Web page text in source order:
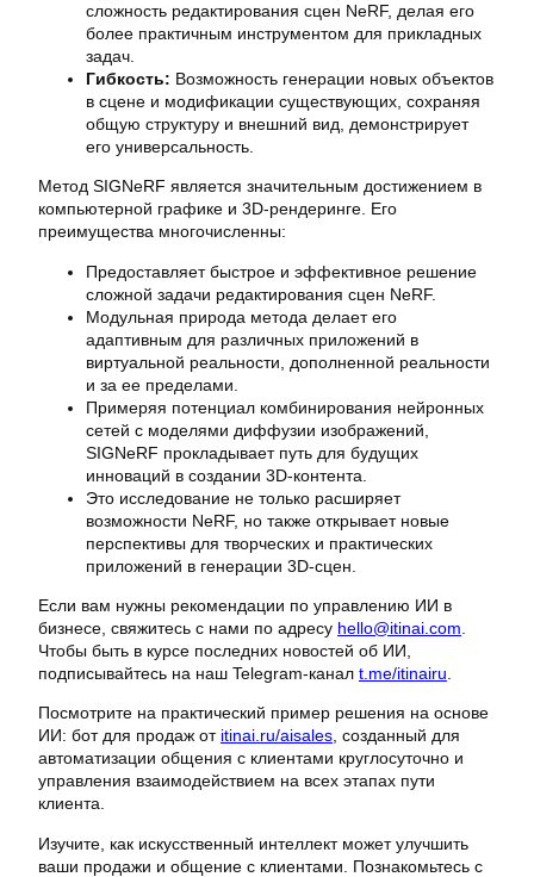
сложность редактирования сцен NeRF, делая его
более практичным инструментом для прикладных
задач.
Гибкость: Возможность генерации новых объектов
в сцене и модификации существующих, сохраняя
общую структуру и внешний вид, демонстрирует
его универсальность.
Метод SIGNeRF является значительным достижением в
компьютерной графике и 3D-рендеринге. Его
преимущества многочисленны:
Предоставляет быстрое и эффективное решение
сложной задачи редактирования сцен NeRF.
Модульная природа метода делает его
адаптивным для различных приложений в
виртуальной реальности, дополненной реальности
и за ее пределами.
Примеряя потенциал комбинирования нейронных
сетей с моделями диффузии изображений,
SIGNeRF прокладывает путь для будущих
инноваций в создании 3D-контента.
Это исследование не только расширяет
возможности NeRF, но также открывает новые
перспективы для творческих и практических
приложений в генерации 3D-сцен.
Если вам нужны рекомендации по управлению ИИ в
бизнесе, свяжитесь с нами по адресу hello@itinai.com
Чтобы быть в курсе последних новостей об ИИ,
подписывайтесь на наш Telegram-канал t.me/itinairu
Посмотрите на практический пример решения на основе
ИИ: бот для продаж от itinai.ru/aisales, созданный для
автоматизации общения с клиентами круглосуточно и
управления взаимодействием на всех этапах пути
клиента.
Изучите, как искусственный интеллект может улучшить
ваши продажи и общение с клиентами. Познакомьтесь с